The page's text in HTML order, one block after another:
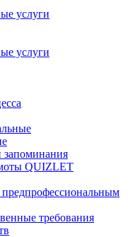
услуги
услуги
запоминания
QUIZLET
требования